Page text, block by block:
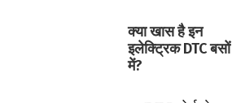
क्या खास है इन
इलेक्ट्रिक DTC बसों
में?